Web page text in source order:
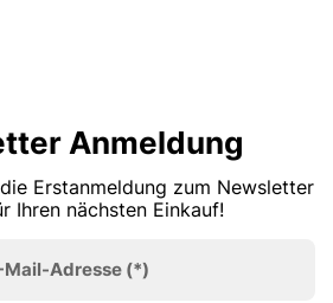
Anmeldung
Erstanmeldung zum Newsletter
Ihren nächsten Einkauf!
Mail-Adresse (*)